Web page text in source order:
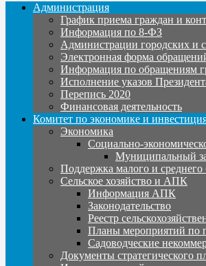
Администрация
График приема граждан и
Информация по 8-ФЗ
Администрации городских и
Электронная форма
Информация по обращениям
Исполнение указов
Перепись 2020
Финансовая деятельность
Комитет по экономике и
Экономика
Социально-
Муниципальный
Поддержка малого и среднего
Сельское хозяйство и АПК
Информация АПК
Законодательство
Реестр
Планы мероприятий по
Садоводческие
Документы стратегического